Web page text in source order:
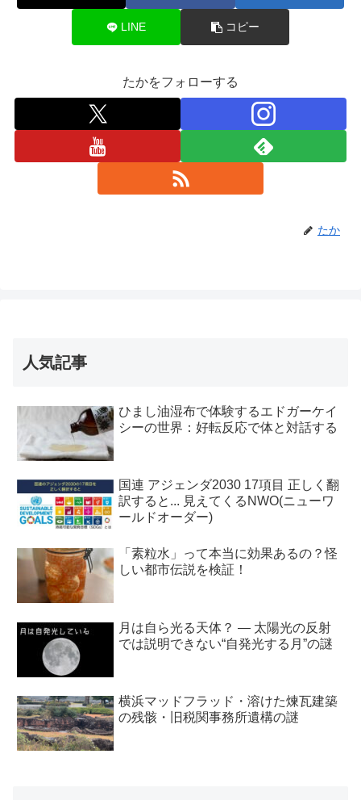
LINE コピー
たかをフォローする
たか
人気記事
ひまし油湿布で体験するエドガーケイ
シーの世界：好転反応で体と対話する
国連 アジェンダ2030 17項目 正しく翻
訳すると... 見えてくるNWO(ニューワ
ールドオーダー)
「素粒水」って本当に効果あるの？怪
しい都市伝説を検証！
月は自ら光る天体？ ― 太陽光の反射
では説明できない“自発光する月”の謎
横浜マッドフラッド・溶けた煉瓦建築
の残骸・旧税関事務所遺構の謎